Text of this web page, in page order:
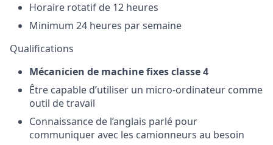
Horaire rotatif de 12 heures
Minimum 24 heures par semaine
Qualifications
Mécanicien de machine fixes classe 4
Être capable d’utiliser un micro-ordinateur comme
outil de travail
Connaissance de l’anglais parlé pour
communiquer avec les camionneurs au besoin